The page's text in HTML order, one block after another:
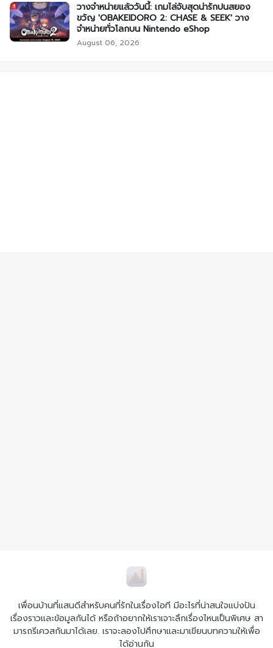
วางจำหน่ายแล้ววันนี้: เกมไล่จับสุดน่ารักปนสยอง
ขวัญ 'OBAKEIDORO 2: CHASE & SEEK' วาง
จำหน่ายทั่วโลกบน Nintendo eShop
August 06, 2026
เพื่อนบ้านที่แสนดีสำหรับคนที่รักในเรื่องไอที มีอะไรที่น่าสนใจแบ่งปัน
เรื่องราวและข้อมูลกันได้ หรือถ้าอยากให้เราเจาะลึกเรื่องไหนเป็นพิเศษ สา
มารถรีเควสกันมาได้เลย. เราจะลองไปศึกษาและมาเขียนบทความให้เพื่อ
ได้อ่านกัน